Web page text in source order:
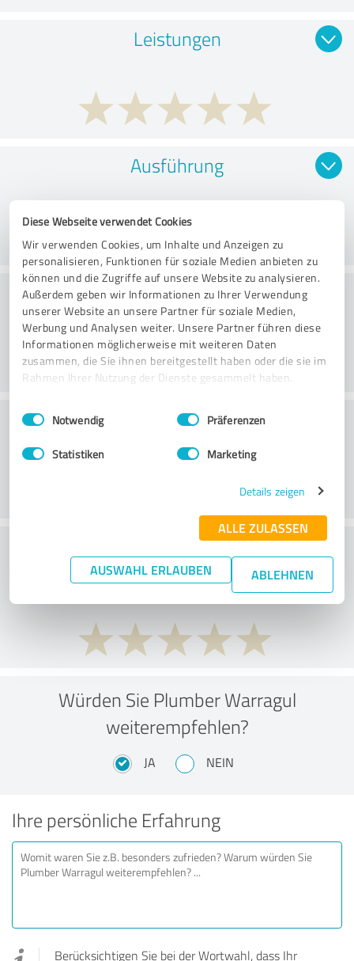
Diese Webseite verwendet Cookies
Wir verwenden Cookies, um Inhalte und Anzeigen zu
personalisieren, Funktionen für soziale Medien anbieten zu
können und die Zugriffe auf unsere Website zu analysieren.
Außerdem geben wir Informationen zu Ihrer Verwendung
unserer Website an unsere Partner für soziale Medien,
Werbung und Analysen weiter. Unsere Partner führen diese
Informationen möglicherweise mit weiteren Daten
zusammen, die Sie ihnen bereitgestellt haben oder die sie im
Rahmen Ihrer Nutzung der Dienste gesammelt haben.
Impressum Datenschutzbestimmungen
Einwilligungsauswahl
Notwendig Präferenzen
Statistiken Marketing
Details zeigen
ALLE ZULASSEN
AUSWAHL ERLAUBEN ABLEHNEN
Leistungen
Ausführung
Beratung
Kundenservice
Wie beurteilen Sie das
Preis-/Leistungsverhältnis?
Würden Sie Plumber Warragul
weiterempfehlen?
JA NEIN
Ihre persönliche Erfahrung
Berücksichtigen Sie bei der Wortwahl, dass Ihr